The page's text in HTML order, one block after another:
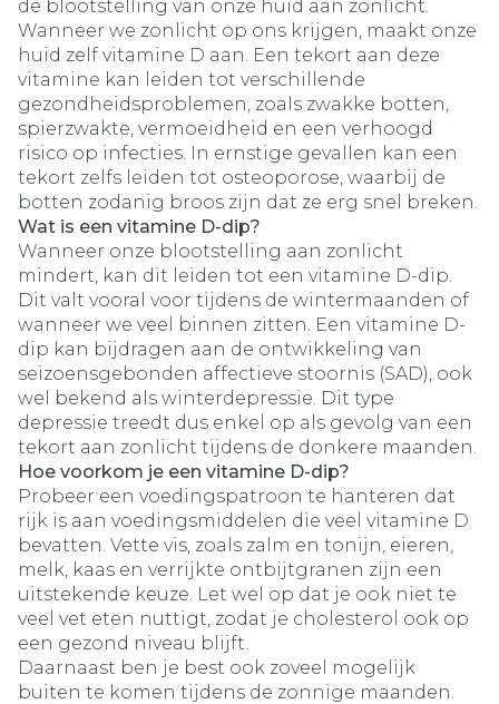
de blootstelling van onze huid aan zonlicht.
Wanneer we zonlicht op ons krijgen, maakt onze
huid zelf vitamine D aan. Een tekort aan deze
vitamine kan leiden tot verschillende
gezondheidsproblemen, zoals zwakke botten,
spierzwakte, vermoeidheid en een verhoogd
risico op infecties. In ernstige gevallen kan een
tekort zelfs leiden tot osteoporose, waarbij de
botten zodanig broos zijn dat ze erg snel breken.
Wat is een vitamine D-dip?
Wanneer onze blootstelling aan zonlicht
mindert, kan dit leiden tot een vitamine D-dip.
Dit valt vooral voor tijdens de wintermaanden of
wanneer we veel binnen zitten. Een vitamine D-
dip kan bijdragen aan de ontwikkeling van
seizoensgebonden affectieve stoornis (SAD), ook
wel bekend als winterdepressie. Dit type
depressie treedt dus enkel op als gevolg van een
tekort aan zonlicht tijdens de donkere maanden.
Hoe voorkom je een vitamine D-dip?
Probeer een voedingspatroon te hanteren dat
rijk is aan voedingsmiddelen die veel vitamine D
bevatten. Vette vis, zoals zalm en tonijn, eieren,
melk, kaas en verrijkte ontbijtgranen zijn een
uitstekende keuze. Let wel op dat je ook niet te
veel vet eten nuttigt, zodat je cholesterol ook op
een gezond niveau blijft.
Daarnaast ben je best ook zoveel mogelijk
buiten te komen tijdens de zonnige maanden.